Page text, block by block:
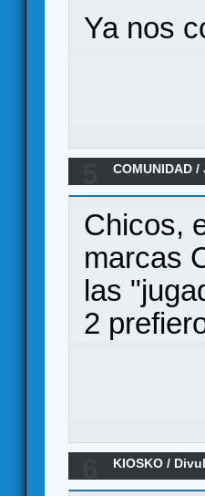
Ya nos
COMUNIDAD /
Chicos,
marcas
las
2
KIOSKO /